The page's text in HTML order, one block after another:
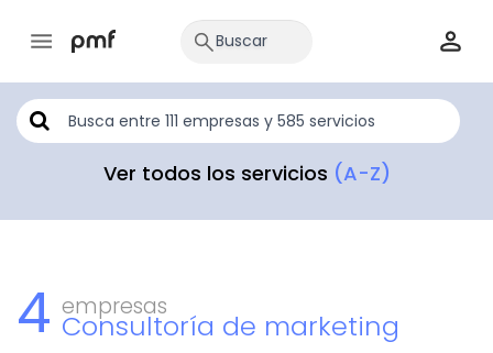
Ver todos los servicios (A-Z)
4 empresas
Consultoría de marketing